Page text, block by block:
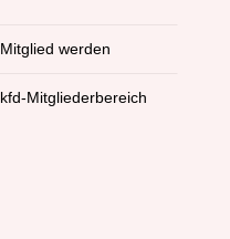
Mitglied werden
kfd-Mitgliederbereich